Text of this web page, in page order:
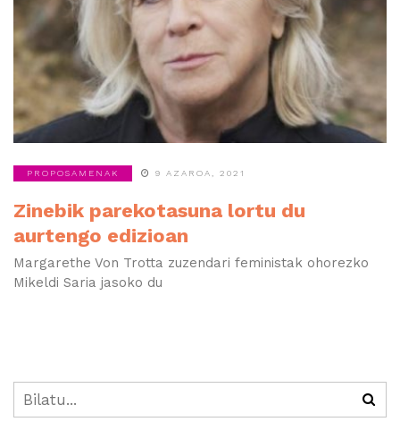
PROPOSAMENAK 9 AZAROA, 2021
Zinebik parekotasuna lortu du
aurtengo edizioan
Margarethe Von Trotta zuzendari feministak ohorezko
Mikeldi Saria jasoko du